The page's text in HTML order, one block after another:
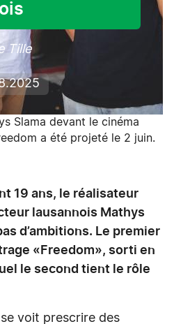
Tille
Slama devant le cinéma
a été projeté le 2 juin.
19 ans, le réalisateur
lausannois Mathys
d’ambitions. Le premier
«Freedom», sorti en
le second tient le rôle
voit prescrire des